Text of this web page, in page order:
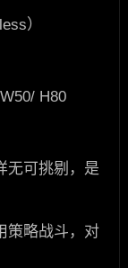
）
H80
无可挑剔，是
策略战斗，对